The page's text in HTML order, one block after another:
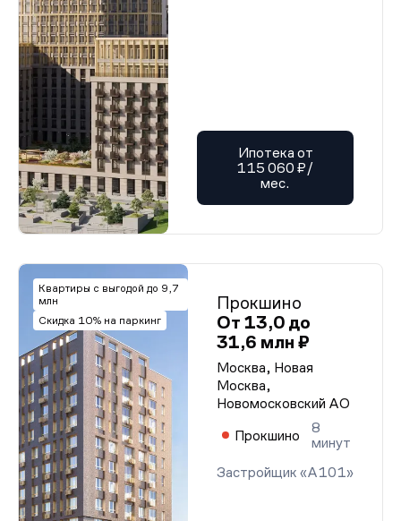
Ипотека от
115 060 ₽/
мес.
Квартиры с выгодой до 9,7
млн
Скидка 10% на паркинг
Прокшино
От 13,0 до
31,6 млн ₽
Москва, Новая
Москва,
Новомосковский АО
Прокшино
8
минут
Застройщик «А101»